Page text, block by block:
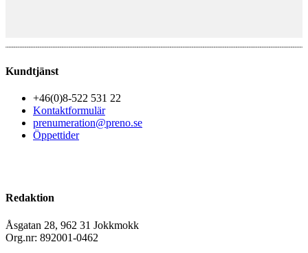
Kundtjänst
+46(0)8-522 531 22
Kontaktformulär
prenumeration@preno.se
Öppettider
Redaktion
Åsgatan 28, 962 31 Jokkmokk
Org.nr: 892001-0462